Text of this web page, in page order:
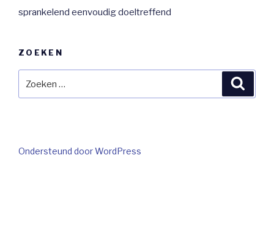
sprankelend eenvoudig doeltreffend
ZOEKEN
Ondersteund door WordPress